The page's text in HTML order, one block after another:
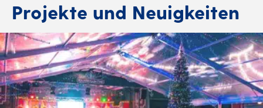
Sie
weitere
Informationen.
https://www.ice-
world.com/de/privacy-
Projekte und Neuigkeiten